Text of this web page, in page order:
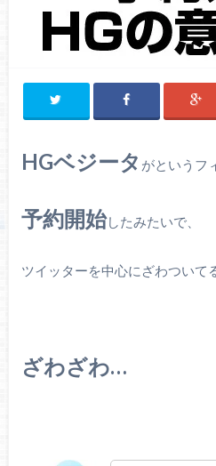
HGベジータ がというフ
予約開始したみたいで、
ツイッターを中心にざわついて
ざわざわ…